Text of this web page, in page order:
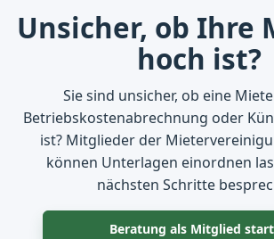
Unsicher, ob Ihre
hoch ist?
Sie sind unsicher, ob eine
Betriebskostenabrechnung oder
ist? Mitglieder der
können Unterlagen einordnen
nächsten Schritte
Beratung als Mitglied